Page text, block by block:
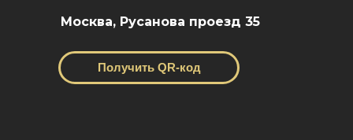
Москва, Русанова проезд 35
Получить QR-код